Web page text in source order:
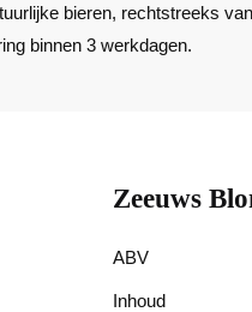
bieren, rechtstreeks
binnen 3 werkdagen.
Zeeuws
ABV
Inhoud